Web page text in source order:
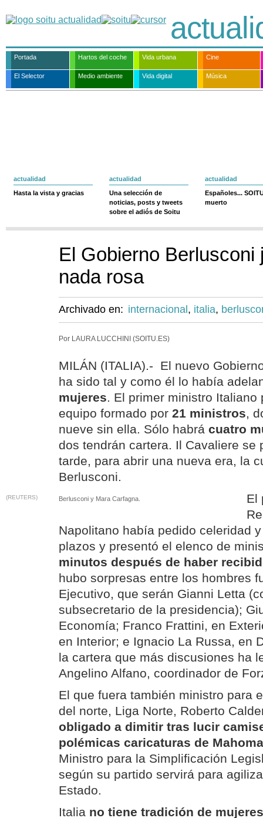
Portada Hartos del coche Vida urbana Cine
El Selector Medio ambiente Vida digital Música
actualidad
Hasta la vista y gracias
actualidad
Una selección de
noticias, posts y tweets
sobre el adiós de Soitu
actualidad
Españoles...
muerto
El Gobierno Berlusconi
nada rosa
Archivado en: internacional , italia,
Por LAURA LUCCHINI (SOITU.ES)
MILÁN (ITALIA).- El nuevo
ha sido tal y como él lo había
mujeres. El primer ministro Italiano
equipo formado por 21 ministros,
nueve sin ella. Sólo habrá cuatro
dos tendrán cartera. Il Cavaliere se
tarde, para abrir una nueva era, la
Berlusconi.
(REUTERS) Berlusconi y Mara Carfagna.
El
Napolitano había pedido celeridad
plazos y presentó el elenco de
minutos después de haber
hubo sorpresas entre los hombres
Ejecutivo, que serán Gianni Letta
subsecretario de la presidencia);
Economía; Franco Frattini, en
en Interior; e Ignacio La Russa, en
la cartera que más discusiones ha
Angelino Alfano, coordinador de
El que fuera también ministro para
del norte, Liga Norte, Roberto
obligado a dimitir tras lucir
polémicas caricaturas de Mahoma
Ministro para la Simplificación
según su partido servirá para
Estado.
Italia no tiene tradición de